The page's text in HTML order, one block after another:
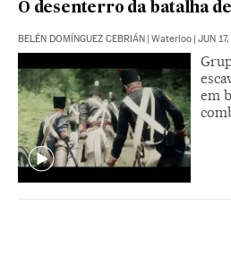
O desenterro da batalha
BELÉN DOMÍNGUEZ CEBRIÁN Waterloo JUN
em